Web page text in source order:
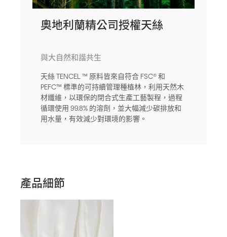
奧地利蘭精公司授權天絲
與大自然和諧共生
天絲 TENCEL ™ 原料皆來自符合 FSC® 和
PEFC™ 標準的可持續管理種植林，利用天然木
材纖維，以環保的閉合式生產工藝製程，過程
循環使用 99.8% 的溶劑，並大幅減少碳排放和
用水量，有效減少對環境的影響。
產品細節